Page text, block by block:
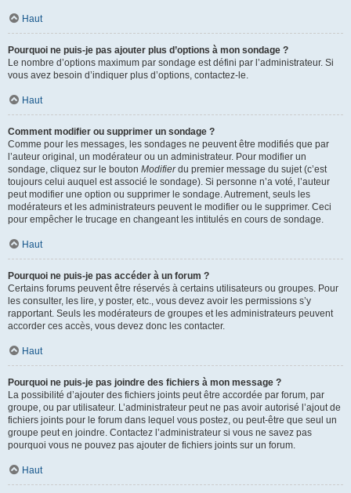
Haut
Pourquoi ne puis-je pas ajouter plus d’options à mon sondage ?
Le nombre d’options maximum par sondage est défini par l’administrateur. Si
vous avez besoin d’indiquer plus d’options, contactez-le.
Haut
Comment modifier ou supprimer un sondage ?
Comme pour les messages, les sondages ne peuvent être modifiés que par
l’auteur original, un modérateur ou un administrateur. Pour modifier un
sondage, cliquez sur le bouton Modifierdu premier message du sujet (c’est
toujours celui auquel est associé le sondage). Si personne n’a voté, l’auteur
peut modifier une option ou supprimer le sondage. Autrement, seuls les
modérateurs et les administrateurs peuvent le modifier ou le supprimer. Ceci
pour empêcher le trucage en changeant les intitulés en cours de sondage.
Haut
Pourquoi ne puis-je pas accéder à un forum ?
Certains forums peuvent être réservés à certains utilisateurs ou groupes. Pour
les consulter, les lire, y poster, etc., vous devez avoir les permissions s’y
rapportant. Seuls les modérateurs de groupes et les administrateurs peuvent
accorder ces accès, vous devez donc les contacter.
Haut
Pourquoi ne puis-je pas joindre des fichiers à mon message ?
La possibilité d’ajouter des fichiers joints peut être accordée par forum, par
groupe, ou par utilisateur. L’administrateur peut ne pas avoir autorisé l’ajout de
fichiers joints pour le forum dans lequel vous postez, ou peut-être que seul un
groupe peut en joindre. Contactez l’administrateur si vous ne savez pas
pourquoi vous ne pouvez pas ajouter de fichiers joints sur un forum.
Haut